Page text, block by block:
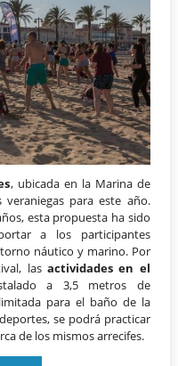
, ubicada en la Marina de
veraniegas para este año.
esta propuesta ha sido
a los participantes
náutico y marino. Por
lasactividades en el
a 3,5 metros de
para el baño de la
se podrá practicar
de los mismos arrecifes.